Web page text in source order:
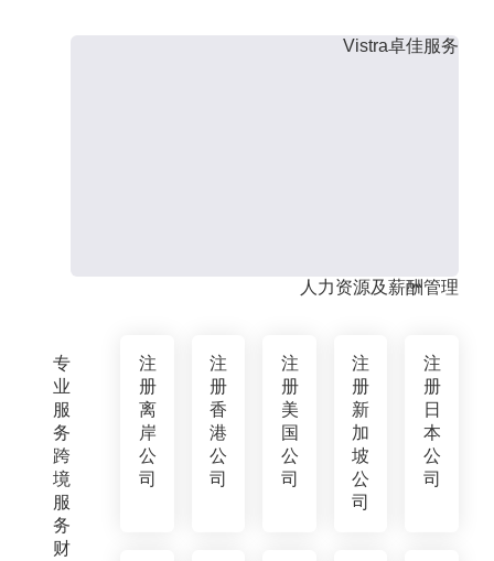
专
业
服
务
跨
境
服
务
财
Vistra卓佳服务
人力资源及薪酬管理
注
册
离
岸
公
司
注
册
香
港
公
司
注
册
美
国
公
司
注
册
新
加
坡
公
司
注
册
日
本
公
司